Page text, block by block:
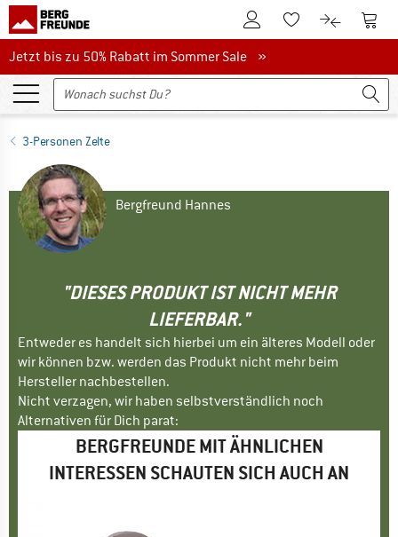
Zum KundenkontoZum Merkzettel.
Zum Zum
Jetzt bis zu 50% Rabatt im Sommer Sale
Jetzt bis zu 50% Rabatt im Sommer Sale »
3-Personen Zelte
Bergfreund Hannes
"DIESES PRODUKT IST NICHT MEHR
LIEFERBAR."
Entweder es handelt sich hierbei um ein älteres Modell oder
wir können bzw. werden das Produkt nicht mehr beim
Hersteller nachbestellen.
Nicht verzagen, wir haben selbstverständlich noch
Alternativen für Dich parat:
BERGFREUNDE MIT ÄHNLICHEN
INTERESSEN SCHAUTEN SICH AUCH AN